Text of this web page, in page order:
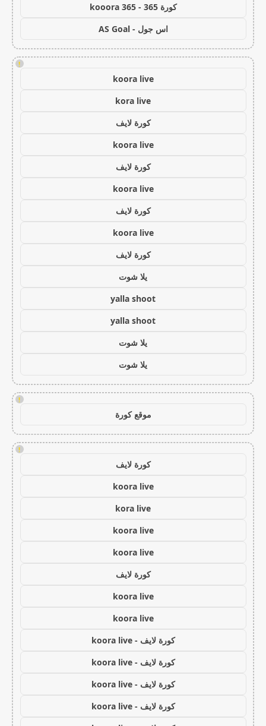
كورة 365 - kooora 365
اس جول - AS Goal
!
koora live
kora live
كورة لايف
koora live
كورة لايف
koora live
كورة لايف
koora live
كورة لايف
يلا شوت
yalla shoot
yalla shoot
يلا شوت
يلا شوت
!
موقع كورة
!
كورة لايف
koora live
kora live
koora live
koora live
كورة لايف
koora live
koora live
كورة لايف - koora live
كورة لايف - koora live
كورة لايف - koora live
كورة لايف - koora live